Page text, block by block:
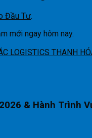
Đầu Tư.
mới ngay hôm nay.
LOGISTICS THANH
& Hành Trình